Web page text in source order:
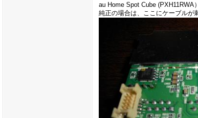
au Home Spot Cube (PXH11RWA
純正の場合は、ここにケーブルが